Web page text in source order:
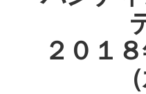
２０１